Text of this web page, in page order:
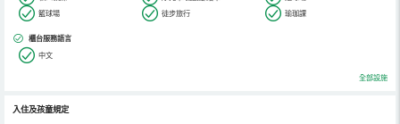
籃球場
徒步旅行 瑜珈課
櫃台服務語言
中文
全部設施
入住及孩童規定